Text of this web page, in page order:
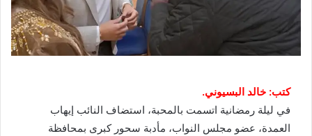
كتب: خالد البسيوني.
في ليلة رمضانية اتسمت بالمحبة، استضاف النائب إيهاب
العمدة، عضو مجلس النواب، مأدبة سحور كبرى بمحافظة